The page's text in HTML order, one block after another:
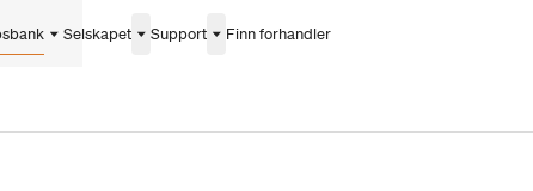
Selskapet Support Finn forhandler